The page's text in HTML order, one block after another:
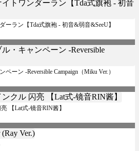
ーラン【Tda式旗袍 - 初音&弱音&SeeU】
ーン -Reversible Campaign（Miku Ver.）
【Lat式-镜音RIN酱】